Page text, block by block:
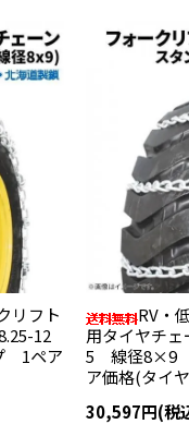
リフト
12
1ペア
RV・
用タイヤチ
5 線径8×9
ア価格(タイ
30,597円(税